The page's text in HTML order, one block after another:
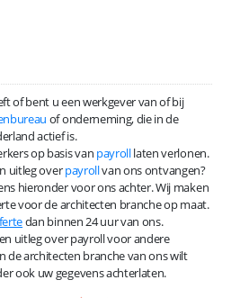
of bent u een werkgever van of bij
of onderneming, die in de
actief is.
op basis van payrolllaten verlonen.
uitleg overpayrollvan ons ontvangen?
hieronder voor ons achter. Wij maken
voor de architecten branche op maat.
dan binnen 24 uur van ons.
uitleg over payroll voor andere
de architecten branche van ons wilt
ook uw gegevens achterlaten.